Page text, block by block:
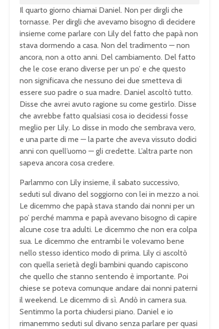
Il quarto giorno chiamai Daniel. Non per dirgli che
tornasse. Per dirgli che avevamo bisogno di decidere
insieme come parlare con Lily del fatto che papà non
stava dormendo a casa. Non del tradimento — non
ancora, non a otto anni. Del cambiamento. Del fatto
che le cose erano diverse per un po’ e che questo
non significava che nessuno dei due smetteva di
essere suo padre o sua madre. Daniel ascoltò tutto.
Disse che avrei avuto ragione su come gestirlo. Disse
che avrebbe fatto qualsiasi cosa io decidessi fosse
meglio per Lily. Lo disse in modo che sembrava vero,
e una parte di me — la parte che aveva vissuto dodici
anni con quell’uomo — gli credette. L’altra parte non
sapeva ancora cosa credere.
Parlammo con Lily insieme, il sabato successivo,
seduti sul divano del soggiorno con lei in mezzo a noi.
Le dicemmo che papà stava stando dai nonni per un
po’ perché mamma e papà avevano bisogno di capire
alcune cose tra adulti. Le dicemmo che non era colpa
sua. Le dicemmo che entrambi le volevamo bene
nello stesso identico modo di prima. Lily ci ascoltò
con quella serietà degli bambini quando capiscono
che quello che stanno sentendo è importante. Poi
chiese se poteva comunque andare dai nonni paterni
il weekend. Le dicemmo di sì. Andò in camera sua.
Sentimmo la porta chiudersi piano. Daniel e io
rimanemmo seduti sul divano senza parlare per quasi